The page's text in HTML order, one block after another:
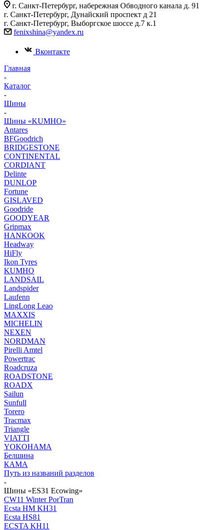
г. Санкт-Петербург, набережная Обводного канала д. 91
г. Санкт-Петербург, Дунайский проспект д 21
г. Санкт-Петербург, Выборгское шоссе д.7 к.1
fenixshina@yandex.ru
Вконтакте
Главная
-
Каталог
-
Шины
-
Шины «KUMHO»
Antares
BFGoodrich
BRIDGESTONE
CONTINENTAL
CORDIANT
Delinte
DUNLOP
Fortune
GISLAVED
Goodride
GOODYEAR
Gripmax
HANKOOK
Headway
HiFly
Ikon Tyres
KUMHO
LANDSAIL
Landspider
Laufenn
LingLong Leao
MAXXIS
MICHELIN
NEXEN
NORDMAN
Pirelli Amtel
Powertrac
Roadcruza
ROADSTONE
ROADX
Sailun
Sunfull
Torero
Tracmax
Triangle
VIATTI
YOKOHAMA
Белшина
КАМА
Путь из названий разделов
-
Шины «ES31 Ecowing»
CW11 Winter PorTran
Ecsta HM KH31
Ecsta HS81
ECSTA KH11